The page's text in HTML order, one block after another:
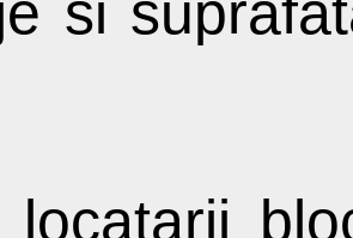
si
locatarii